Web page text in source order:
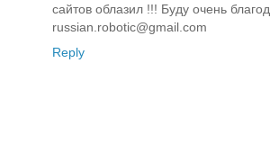
сайтов облазил !!! Буду очень
russian.robotic@gmail.com
Reply